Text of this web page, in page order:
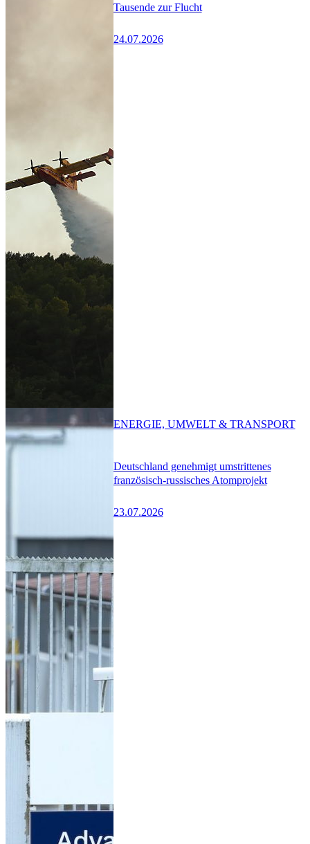
Tausende zur Flucht
24.07.2026
Deutschland genehmigt umstrittenes
französisch-russisches Atomprojekt
23.07.2026
ENERGIE, UMWELT & TRANSPORT